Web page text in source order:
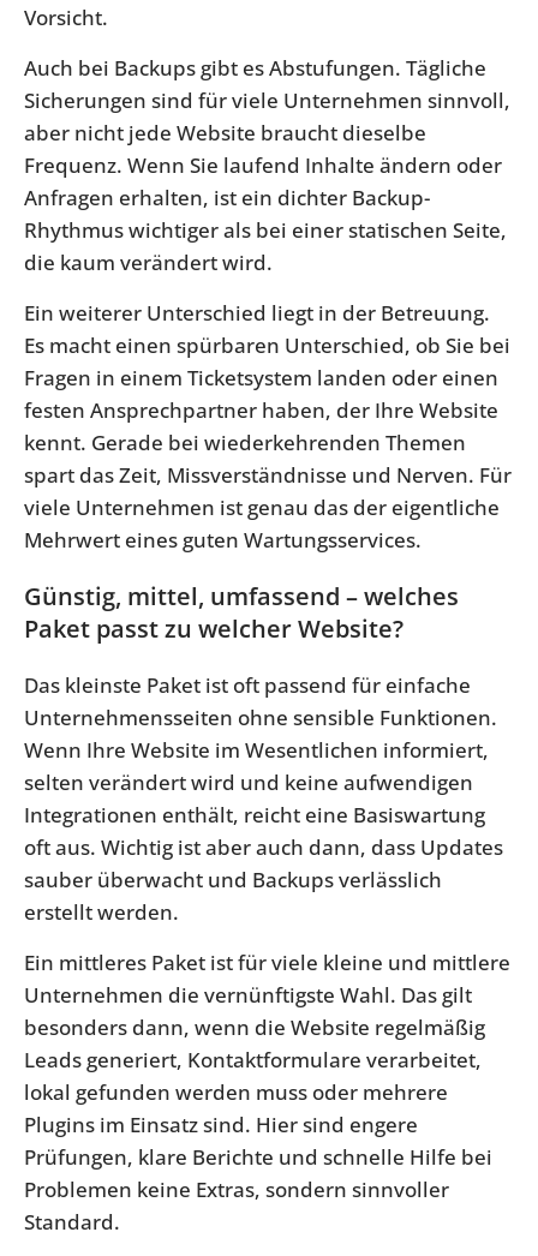
Vorsicht.
Auch bei Backups gibt es Abstufungen. Tägliche
Sicherungen sind für viele Unternehmen sinnvoll,
aber nicht jede Website braucht dieselbe
Frequenz. Wenn Sie laufend Inhalte ändern oder
Anfragen erhalten, ist ein dichter Backup-
Rhythmus wichtiger als bei einer statischen Seite,
die kaum verändert wird.
Ein weiterer Unterschied liegt in der Betreuung.
Es macht einen spürbaren Unterschied, ob Sie bei
Fragen in einem Ticketsystem landen oder einen
festen Ansprechpartner haben, der Ihre Website
kennt. Gerade bei wiederkehrenden Themen
spart das Zeit, Missverständnisse und Nerven. Für
viele Unternehmen ist genau das der eigentliche
Mehrwert eines guten Wartungsservices.
Günstig, mittel, umfassend – welches
Paket passt zu welcher Website?
Das kleinste Paket ist oft passend für einfache
Unternehmensseiten ohne sensible Funktionen.
Wenn Ihre Website im Wesentlichen informiert,
selten verändert wird und keine aufwendigen
Integrationen enthält, reicht eine Basiswartung
oft aus. Wichtig ist aber auch dann, dass Updates
sauber überwacht und Backups verlässlich
erstellt werden.
Ein mittleres Paket ist für viele kleine und mittlere
Unternehmen die vernünftigste Wahl. Das gilt
besonders dann, wenn die Website regelmäßig
Leads generiert, Kontaktformulare verarbeitet,
lokal gefunden werden muss oder mehrere
Plugins im Einsatz sind. Hier sind engere
Prüfungen, klare Berichte und schnelle Hilfe bei
Problemen keine Extras, sondern sinnvoller
Standard.